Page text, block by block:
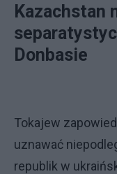
Kazachstan
Donbasie
Tokajew
uznawać
republik w